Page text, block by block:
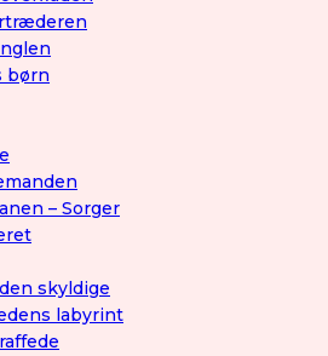
børn
– Sorger
skyldige
labyrint